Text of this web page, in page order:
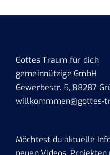
Gottes Traum für dich
gemeinnützige GmbH
Gewerbestr. 5, 88287
willkommmen@gottes-
Möchtest du aktuelle